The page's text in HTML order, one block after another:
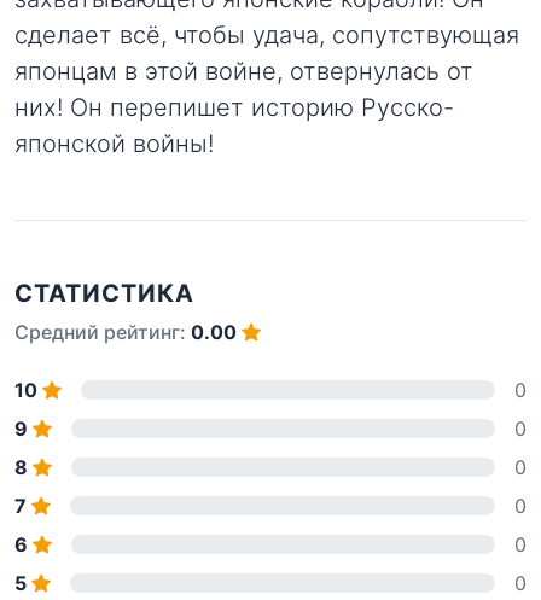
сделает всё, чтобы удача, сопутствующая
японцам в этой войне, отвернулась от
них! Он перепишет историю Русско-
японской войны!
СТАТИСТИКА
Средний рейтинг: 0.00
10
0
9
0
8
0
7
0
6
0
5
0